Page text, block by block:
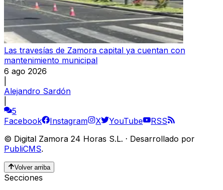
Las travesías de Zamora capital ya cuentan con
mantenimiento municipal
6 ago 2026
Alejandro Sardón
5
Facebook
Instagram X YouTube
RSS
© Digital Zamora 24 Horas S.L. · Desarrollado por
PubliCMS.
Volver arriba
Secciones